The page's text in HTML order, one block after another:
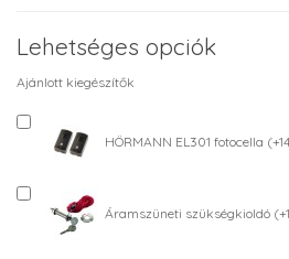
Lehetséges opciók
Ajánlott kiegészítők
HÖRMANN EL301 fotocella
Áramszüneti szükségkioldó